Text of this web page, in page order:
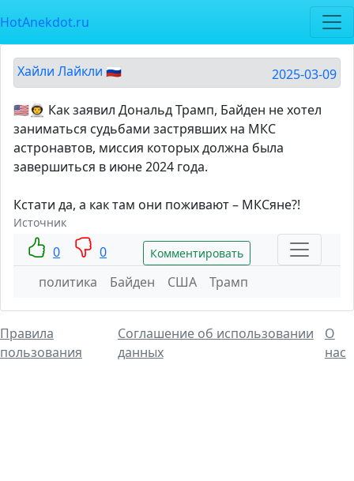
HotAnekdot.ru
Хайли Лайкли 🇷🇺 2025-03-09
🇺🇸👨‍🚀 Как заявил Дональд Трамп, Байден не хотел
заниматься судьбами застрявших на МКС
астронавтов, миссия которых должна была
завершиться в июне 2024 года.
Кстати да, а как там они поживают – МКСяне?!
Источник
0 0 Комментировать
политика Байден США Трамп
Правила
пользования
Соглашение об использовании
данных
О
нас